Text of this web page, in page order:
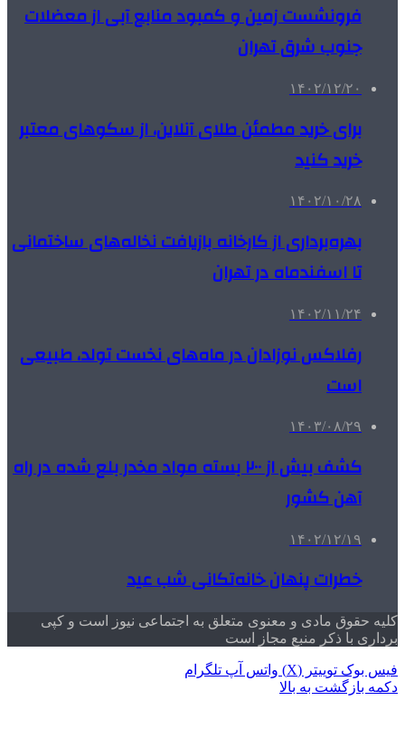
فرونشست زمین و کمبود منابع آبی از معضلات
جنوب شرق تهران
۱۴۰۲/۱۲/۲۰
برای خرید مطمئن طلای آنلاین، از سکوهای معتبر
خرید کنید
۱۴۰۲/۱۰/۲۸
بهره‌برداری از کارخانه بازیافت نخاله‌های ساختمانی
تا اسفندماه در تهران
۱۴۰۲/۱۱/۲۴
رفلاکس نوزادان در ماه‌های نخست تولد، طبیعی
است
۱۴۰۳/۰۸/۲۹
کشف بیش از ۲۰۰ بسته مواد مخدر بلع شده در راه
آهن کشور
۱۴۰۲/۱۲/۱۹
خطرات پنهان خانه‌تکانی شب عید
کلیه حقوق مادی و معنوی متعلق به اجتماعی نیوز است و کپی
برداری با ذکر منبع مجاز است
فیس بوک توییتر (X) واتس آپ تلگرام
دکمه بازگشت به بالا